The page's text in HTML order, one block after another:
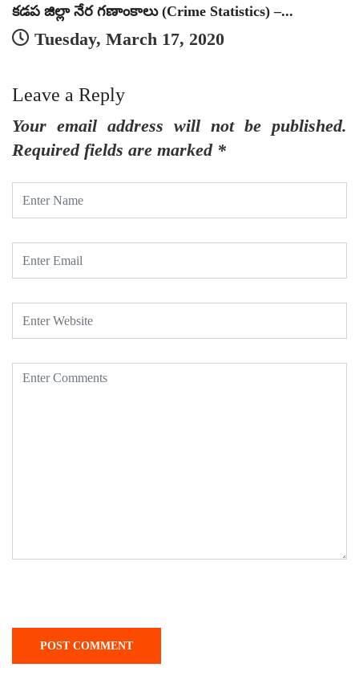
కడప జిల్లా నేర గణాంకాలు (Crime Statistics) –...
Tuesday, March 17, 2020
Leave a Reply
Your email address will not be published.
Required fields are marked *